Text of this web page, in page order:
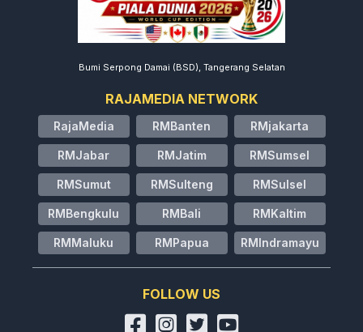
Bumi Serpong Damai (BSD), Tangerang Selatan
RAJAMEDIA NETWORK
RajaMedia RMBanten RMjakarta
RMJabar RMJatim RMSumsel
RMSumut RMSulteng RMSulsel
RMBengkulu RMBali RMKaltim
RMMaluku RMPapua RMIndramayu
FOLLOW US